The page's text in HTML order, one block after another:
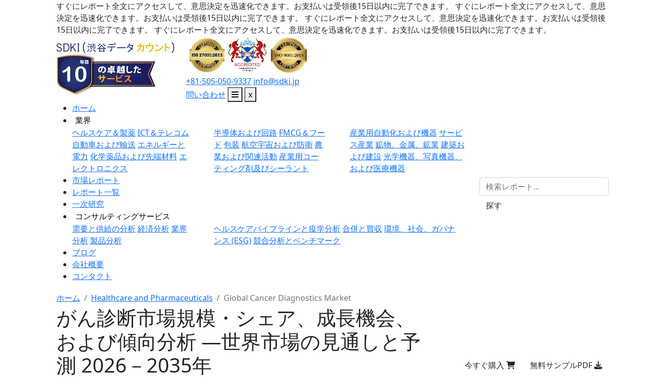
すぐにレポート全文にアクセスして、意思決定を迅速化できます。お支払いは受領後15日以内に完了できます。
すぐにレポート全文にアクセスして、意思
決定を迅速化できます。お支払いは受領後15日以内に完了できます。
すぐにレポート全文にアクセスして、意思決定を迅速化できます。お支払いは受領後
15日以内に完了できます。
すぐにレポート全文にアクセスして、意思決定を迅速化できます。お支払いは受領後15日以内に完了できます。
+81-505-050-9337 info@sdki.jp
問い合わせ
x
ホーム
業界
ヘルスケア＆製薬ICT＆テレコム
自動車および輸送 エネルギーと
電力 化学薬品および先端材料 エ
レクトロニクス
半導体および回路 FMCG＆フー
ド 包装 航空宇宙および防衛 農
業および関連活動 産業用コー
ティング剤及びシーラント
産業用自動化および機器 サービ
ス産業 鉱物、金属、鉱業 建築お
よび建設 光学機器、写真機器、
および医療機器
市場レポート
レポート一覧
一次研究
コンサルティングサービス
需要と供給の分析経済分析業界
分析製品分析
ヘルスケアパイプラインと疫学分析合併と買収 環境、社会、ガバナ
ンス (ESG)競合分析とベンチマーク
ブログ
会社概要
コンタクト
探す
ホーム Healthcare and Pharmaceuticals Global Cancer Diagnostics Market
がん診断市場規模・シェア、成長機会、
および傾向分析 ―世界市場の見通しと予
測 2026－2035年
今すぐ購入 無料サンプルPDF